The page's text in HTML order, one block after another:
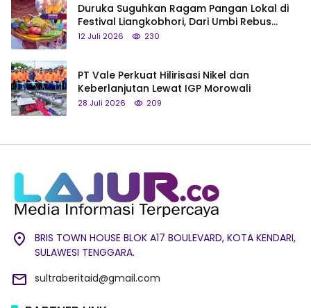
Duruka Suguhkan Ragam Pangan Lokal di
Festival Liangkobhori, Dari Umbi Rebus
hingga Tumpeng Beras Muna
12 Juli 2026 230
PT Vale Perkuat Hilirisasi Nikel dan
Keberlanjutan Lewat IGP Morowali
28 Juli 2026 209
BRIS TOWN HOUSE BLOK A17 BOULEVARD, KOTA KENDARI,
SULAWESI TENGGARA.
sultraberitaid@gmail.com